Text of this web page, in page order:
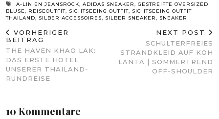
A-LINIEN JEANSROCK, ADIDAS SNEAKER, GESTREIFTE OVERSIZED
BLUSE, REISEOUTFIT, SIGHTSEEING OUTFIT, SIGHTSEEING OUTFIT
THAILAND, SILBER ACCESSOIRES, SILBER SNEAKER, SNEAKER
VORHERIGER
BEITRAG
THE HAVEN KHAO LAK:
DAS ERSTE HOTEL
UNSERER THAILAND-
RUNDREISE
NEXT POST
SCHULTERFREIES
STRANDKLEID AUF KOH
LANTA | SOMMERTREND
OFF-SHOULDER
10 Kommentare